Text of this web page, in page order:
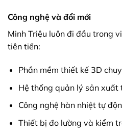
Công nghệ và đổi mới
Minh Triệu luôn đi đầu trong
tiên tiến:
Phần mềm thiết kế 3D
Hệ thống quản lý sản xuất
Công nghệ hàn nhiệt tự
Thiết bị đo lường và kiểm